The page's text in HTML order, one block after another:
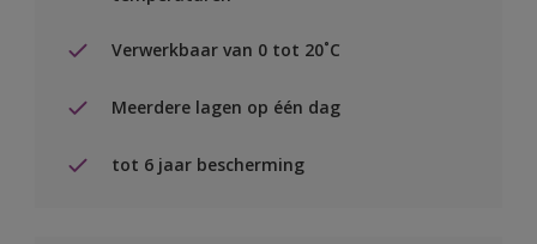
Verwerkbaar van 0 tot 20˚C
Meerdere lagen op één dag
tot 6 jaar bescherming